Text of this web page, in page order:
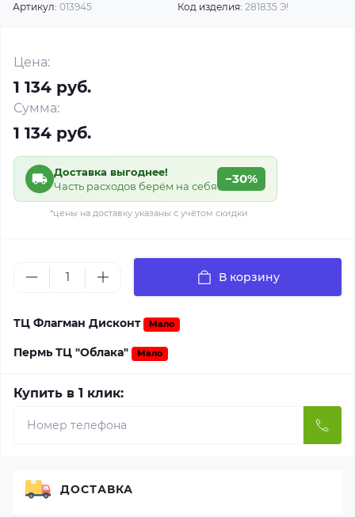
Артикул: 013945 Код изделия: 281835 Э!
Цена:
1 134 руб.
Сумма:
1 134 руб.
Доставка выгоднее!
Часть расходов берём на себя
−30%
*цены на доставку указаны с учётом скидки
В корзину
ТЦ Флагман Дисконт Мало
Пермь ТЦ "Облака" Мало
Купить в 1 клик:
ДОСТАВКА